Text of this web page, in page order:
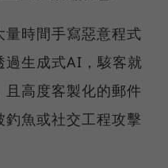
時間手寫惡意程式
過生成式AI，駭客就
高度客製化的郵件
魚或社交工程攻擊